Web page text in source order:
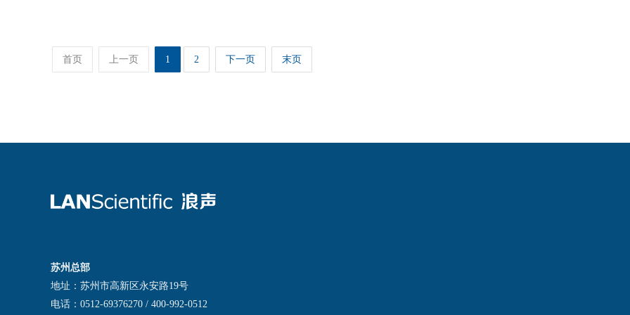
首页 上一页 1 2 下一页 末页
苏州总部
地址：苏州市高新区永安路19号
电话：0512-69376270 / 400-992-0512